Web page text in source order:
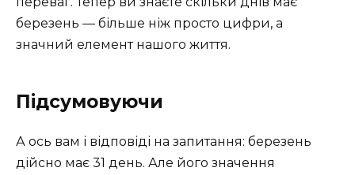
березень — більше ніж просто цифри, а
значний елемент нашого життя.
Підсумовуючи
А ось вам і відповіді на запитання: березень
дійсно має 31 день. Але його значення